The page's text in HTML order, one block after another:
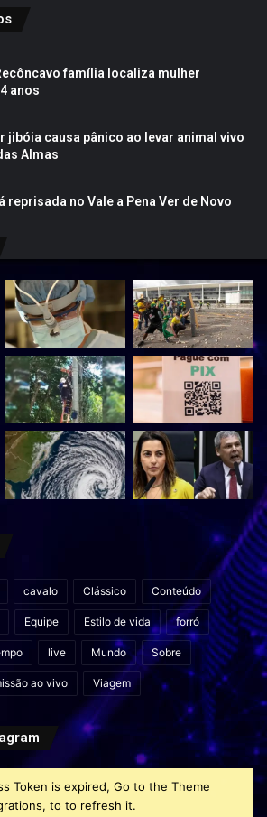
família localiza mulher
anos
jibóia causa pânico ao levar animal vivo
Almas
reprisada no Vale a Pena Ver de Novo
cavalo Clássico Conteúdo
Equipe Estilo de vida forró
live Mundo Sobre
ao vivo Viagem
Token is expired, Go to the Theme
to to refresh it.